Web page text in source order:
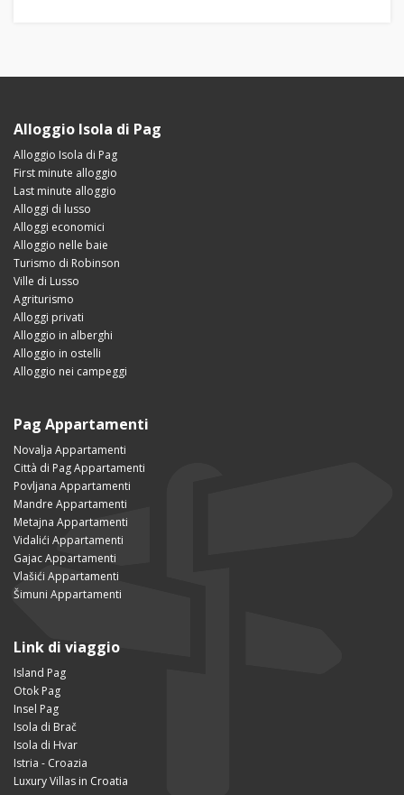
Alloggio Isola di Pag
Alloggio Isola di Pag
First minute alloggio
Last minute alloggio
Alloggi di lusso
Alloggi economici
Alloggio nelle baie
Turismo di Robinson
Ville di Lusso
Agriturismo
Alloggi privati
Alloggio in alberghi
Alloggio in ostelli
Alloggio nei campeggi
Pag Appartamenti
Novalja Appartamenti
Città di Pag Appartamenti
Povljana Appartamenti
Mandre Appartamenti
Metajna Appartamenti
Vidalići Appartamenti
Gajac Appartamenti
Vlašići Appartamenti
Šimuni Appartamenti
Link di viaggio
Island Pag
Otok Pag
Insel Pag
Isola di Brač
Isola di Hvar
Istria - Croazia
Luxury Villas in Croatia